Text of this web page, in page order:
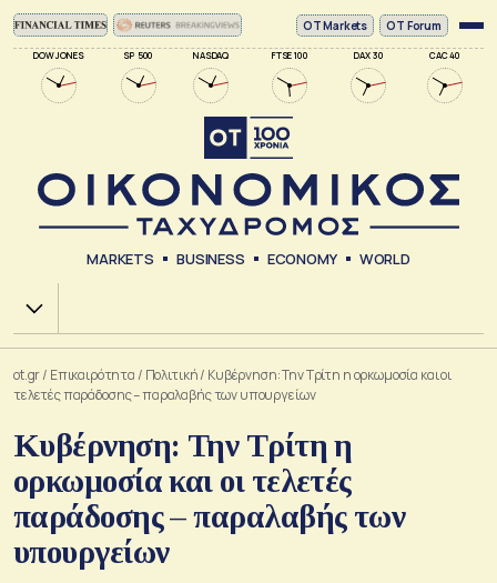
DOW JONES SP 500 NASDAQ FTSE 100 DAX 30 CAC 40
ΟΤ Markets OT Forum
MARKETS BUSINESS ECONOMY WORLD
Χ.Α.
ot.gr/ Επικαιρότητα / Πολιτική/ Κυβέρνηση: Την Τρίτη η ορκωμοσία και οι
τελετές παράδοσης – παραλαβής των υπουργείων
Κυβέρνηση: Την Τρίτη η
ορκωμοσία και οι τελετές
παράδοσης – παραλαβής των
υπουργείων